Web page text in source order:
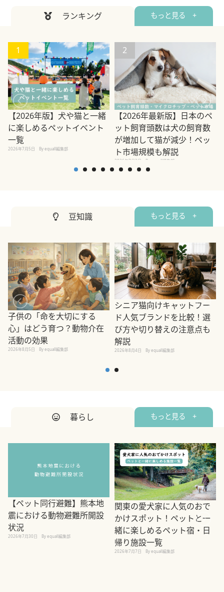
ランキング もっと見る +
1
【2026年版】犬や猫と一緒
に楽しめるペットイベント
一覧
2026年7月5日 By equall編集部
2
【2026年最新版】日本のペ
ット飼育頭数は犬の飼育数
が増加して猫が減少！ペッ
ト市場規模も解説
2026年7月3日 By equall編集部
豆知識 もっと見る +
子供の「命を大切にする
心」はどう育つ？動物介在
活動の効果
2026年8月5日 By equall編集部
シニア猫向けキャットフー
ド人気ブランドを比較！選
び方や切り替えの注意点も
解説
2026年8月4日 By equall編集部
暮らし もっと見る +
【ペット同行避難】熊本地
震における動物避難所開設
状況
2026年7月30日 By equall編集部
関東の愛犬家に人気のおで
かけスポット！ペットと一
緒に楽しめるペット宿・日
帰り施設一覧
2026年7月7日 By equall編集部